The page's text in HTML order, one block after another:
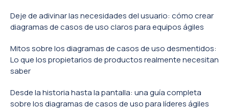
Deje de adivinar las necesidades del usuario: cómo crear
diagramas de casos de uso claros para equipos ágiles
Mitos sobre los diagramas de casos de uso desmentidos:
Lo que los propietarios de productos realmente necesitan
saber
Desde la historia hasta la pantalla: una guía completa
sobre los diagramas de casos de uso para líderes ágiles